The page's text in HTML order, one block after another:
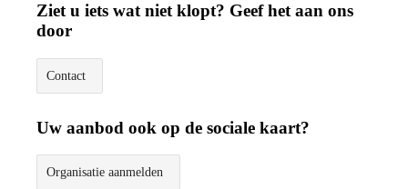
Ziet u iets wat niet klopt? Geef het aan ons
door
Contact
Uw aanbod ook op de sociale kaart?
Organisatie aanmelden